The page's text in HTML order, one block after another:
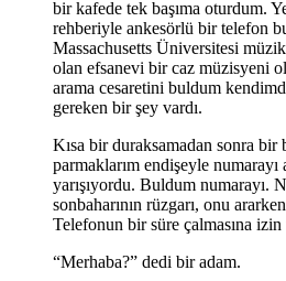
bir kafede tek başıma oturdum.
rehberiyle ankesörlü bir telefon
Massachusetts Üniversitesi
olan efsanevi bir caz müzisyeni
arama cesaretini buldum
gereken bir şey vardı.
Kısa bir duraksamadan sonra bir
parmaklarım endişeyle numarayı
yarışıyordu. Buldum numarayı.
sonbaharının rüzgarı, onu
Telefonun bir süre çalmasına
“Merhaba?” dedi bir adam.